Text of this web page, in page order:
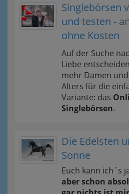
Singlebörsen
und testen -
ohne Kosten
Auf der Suche
Liebe
mehr Damen
Alters für die
Variante: das
Singlebörsen.
Die Edelsten
Sonne
Euch kann ich´s
aber schon